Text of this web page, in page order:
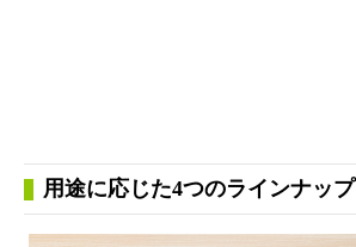
用途に応じた4つのラインナップ